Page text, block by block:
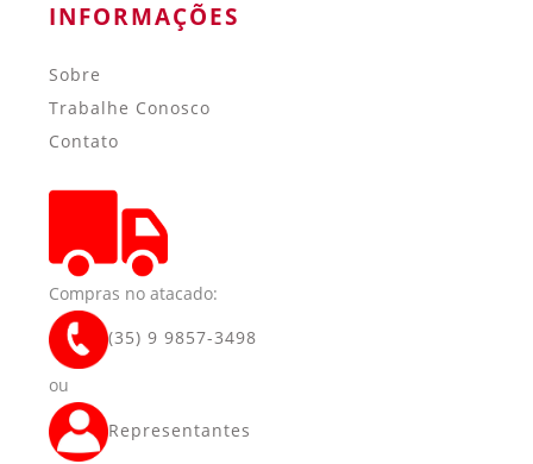
INFORMAÇÕES
Sobre
Trabalhe Conosco
Contato
Compras no atacado:
(35) 9 9857-3498
ou
Representantes